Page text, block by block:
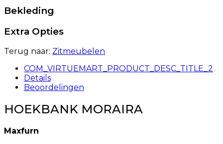
Bekleding
Extra Opties
Terug naar: Zitmeubelen
COM_VIRTUEMART_PRODUCT_DESC_TITLE_2
Details
Beoordelingen
HOEKBANK MORAIRA
Maxfurn